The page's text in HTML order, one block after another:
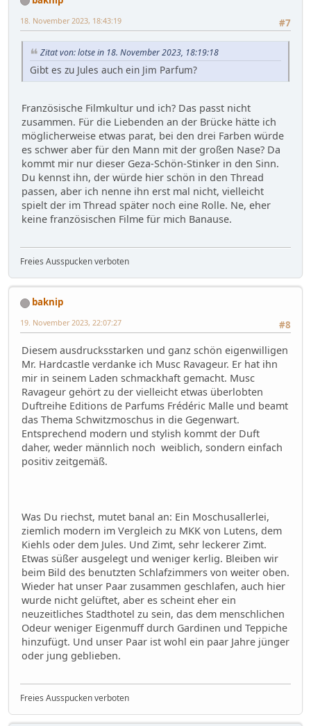
#7
18. November 2023, 18:43:19
Zitat von: lotse in 18. November 2023, 18:19:18
Gibt es zu Jules auch ein Jim Parfum?
Französische Filmkultur und ich? Das passt nicht
zusammen. Für die Liebenden an der Brücke hätte ich
möglicherweise etwas parat, bei den drei Farben würde
es schwer aber für den Mann mit der großen Nase? Da
kommt mir nur dieser Geza-Schön-Stinker in den Sinn.
Du kennst ihn, der würde hier schön in den Thread
passen, aber ich nenne ihn erst mal nicht, vielleicht
spielt der im Thread später noch eine Rolle. Ne, eher
keine französischen Filme für mich Banause.
Freies Ausspucken verboten
baknip
#8
19. November 2023, 22:07:27
Diesem ausdrucksstarken und ganz schön eigenwilligen
Mr. Hardcastle verdanke ich Musc Ravageur. Er hat ihn
mir in seinem Laden schmackhaft gemacht. Musc
Ravageur gehört zu der vielleicht etwas überlobten
Duftreihe Editions de Parfums Frédéric Malle und beamt
das Thema Schwitzmoschus in die Gegenwart.
Entsprechend modern und stylish kommt der Duft
daher, weder männlich noch weiblich, sondern einfach
positiv zeitgemäß.
Was Du riechst, mutet banal an: Ein Moschusallerlei,
ziemlich modern im Vergleich zu MKK von Lutens, dem
Kiehls oder dem Jules. Und Zimt, sehr leckerer Zimt.
Etwas süßer ausgelegt und weniger kerlig. Bleiben wir
beim Bild des benutzten Schlafzimmers von weiter oben.
Wieder hat unser Paar zusammen geschlafen, auch hier
wurde nicht gelüftet, aber es scheint eher ein
neuzeitliches Stadthotel zu sein, das dem menschlichen
Odeur weniger Eigenmuff durch Gardinen und Teppiche
hinzufügt. Und unser Paar ist wohl ein paar Jahre jünger
oder jung geblieben.
Freies Ausspucken verboten